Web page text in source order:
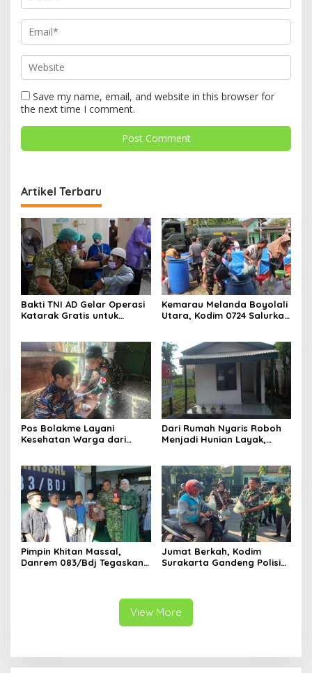
Save my name, email, and website in this browser for
the next time I comment.
Artikel Terbaru
Bakti TNI AD Gelar Operasi
Katarak Gratis untuk
Kemarau Melanda Boyolali
Utara, Kodim 0724 Salurkan
Pos Bolakme Layani
Kesehatan Warga dari
Dari Rumah Nyaris Roboh
Menjadi Hunian Layak,
Pimpin Khitan Massal,
Danrem 083/Bdj Tegaskan
Jumat Berkah, Kodim
Surakarta Gandeng Polisi
View More